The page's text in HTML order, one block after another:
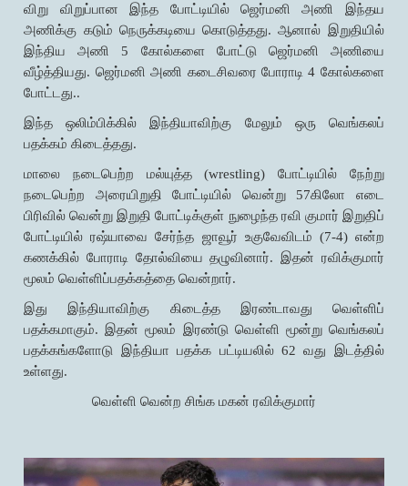
விறு விறுப்பான இந்த போட்டியில் ஜெர்மனி அணி இந்தய
அணிக்கு கடும் நெருக்கடியை கொடுத்தது. ஆனால் இறுதியில்
இந்திய அணி 5 கோல்களை போட்டு ஜெர்மனி அணியை
வீழ்த்தியது. ஜெர்மனி அணி கடைசிவரை போராடி 4 கோல்களை
போட்டது..
இந்த ஒலிம்பிக்கில் இந்தியாவிற்கு மேலும் ஒரு வெங்கலப்
பதக்கம் கிடைத்தது.
மாலை நடைபெற்ற மல்யுத்த (wrestling) போட்டியில் நேற்று
நடைபெற்ற அரையிறுதி போட்டியில் வென்று 57கிலோ எடை
பிரிவில் வென்று இறுதி போட்டிக்குள் நுழைந்த ரவி குமார் இறுதிப்
போட்டியில் ரஷ்யாவை சேர்ந்த ஜாவூர் உகுவேவிடம் (7-4) என்ற
கணக்கில் போராடி தோல்வியை தழுவினார். இதன் ரவிக்குமார்
மூலம் வெள்ளிப்பதக்கத்தை வென்றார்.
இது இந்தியாவிற்கு கிடைத்த இரண்டாவது வெள்ளிப்
பதக்கமாகும். இதன் மூலம் இரண்டு வெள்ளி மூன்று வெங்கலப்
பதக்கங்களோடு இந்தியா பதக்க பட்டியலில் 62 வது இடத்தில்
உள்ளது.
வெள்ளி வென்ற சிங்க மகன் ரவிக்குமார்